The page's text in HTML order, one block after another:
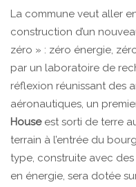
La commune veut aller
construction d’un
zéro » : zéro énergie,
par un laboratoire de
réflexion réunissant des
aéronautiques, un
Houseest sorti de terre
terrain à l’entrée du
type, construite avec
en énergie, sera dotée